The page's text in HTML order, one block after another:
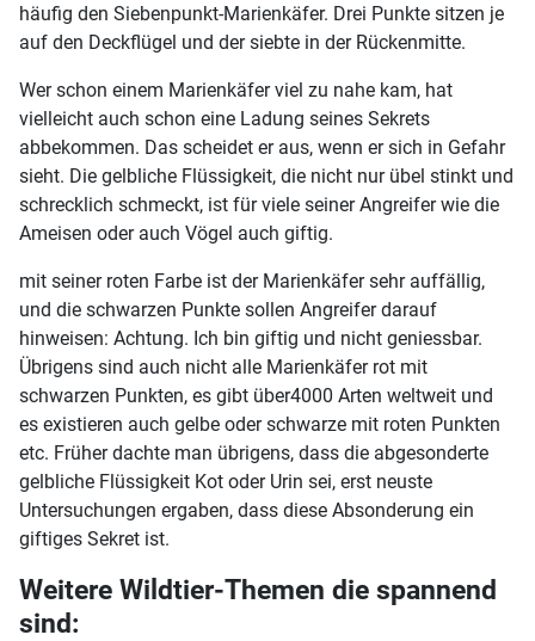
häufig den Siebenpunkt-Marienkäfer. Drei Punkte sitzen je
auf den Deckflügel und der siebte in der Rückenmitte.
Wer schon einem Marienkäfer viel zu nahe kam, hat
vielleicht auch schon eine Ladung seines Sekrets
abbekommen. Das scheidet er aus, wenn er sich in Gefahr
sieht. Die gelbliche Flüssigkeit, die nicht nur übel stinkt und
schrecklich schmeckt, ist für viele seiner Angreifer wie die
Ameisen oder auch Vögel auch giftig.
mit seiner roten Farbe ist der Marienkäfer sehr auffällig,
und die schwarzen Punkte sollen Angreifer darauf
hinweisen: Achtung. Ich bin giftig und nicht geniessbar.
Übrigens sind auch nicht alle Marienkäfer rot mit
schwarzen Punkten, es gibt über4000 Arten weltweit und
es existieren auch gelbe oder schwarze mit roten Punkten
etc. Früher dachte man übrigens, dass die abgesonderte
gelbliche Flüssigkeit Kot oder Urin sei, erst neuste
Untersuchungen ergaben, dass diese Absonderung ein
giftiges Sekret ist.
Weitere Wildtier-Themen die spannend
sind: